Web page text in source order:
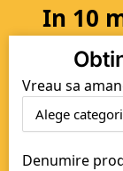
In 10
Vreau sa
Denumire